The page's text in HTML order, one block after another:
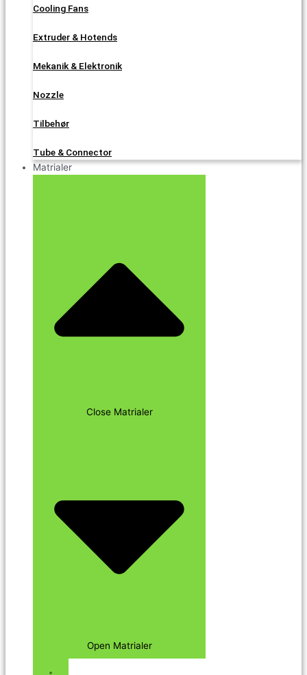
Cooling Fans
Extruder & Hotends
Mekanik & Elektronik
Nozzle
Tilbehør
Tube & Connector
Matrialer
Close Matrialer
Open Matrialer